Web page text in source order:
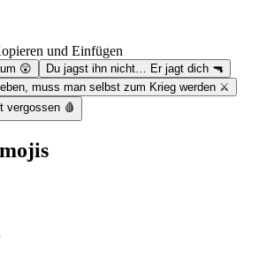
und Einfügen
😲
Du jagst ihn nicht… Er jagt dich 🔫
muss man selbst zum Krieg werden ⚔️
vergossen 🩸